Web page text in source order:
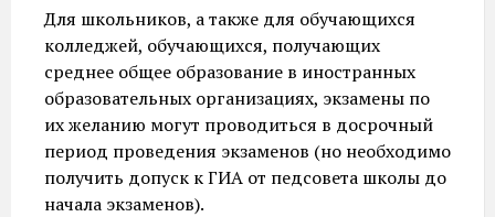
Для школьников, а также для обучающихся
колледжей, обучающихся, получающих
среднее общее образование в иностранных
образовательных организациях, экзамены по
их желанию могут проводиться в досрочный
период проведения экзаменов (но необходимо
получить допуск к ГИА от педсовета школы до
начала экзаменов).